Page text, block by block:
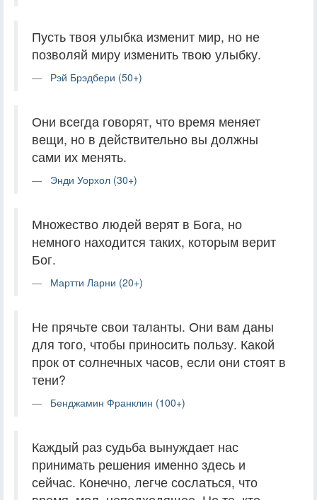
Пусть твоя улыбка изменит мир, но не
позволяй миру изменить твою улыбку.
Рэй Брэдбери (50+)
Они всегда говорят, что время меняет
вещи, но в действительно вы должны
сами их менять.
Энди Уорхол (30+)
Множество людей верят в Бога, но
немного находится таких, которым верит
Бог.
Мартти Ларни (20+)
Не прячьте свои таланты. Они вам даны
для того, чтобы приносить пользу. Какой
прок от солнечных часов, если они стоят в
тени?
Бенджамин Франклин (100+)
Каждый раз судьба вынуждает нас
принимать решения именно здесь и
сейчас. Конечно, легче сослаться, что